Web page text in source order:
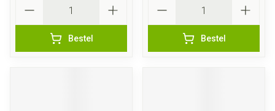
Bestel Bestel